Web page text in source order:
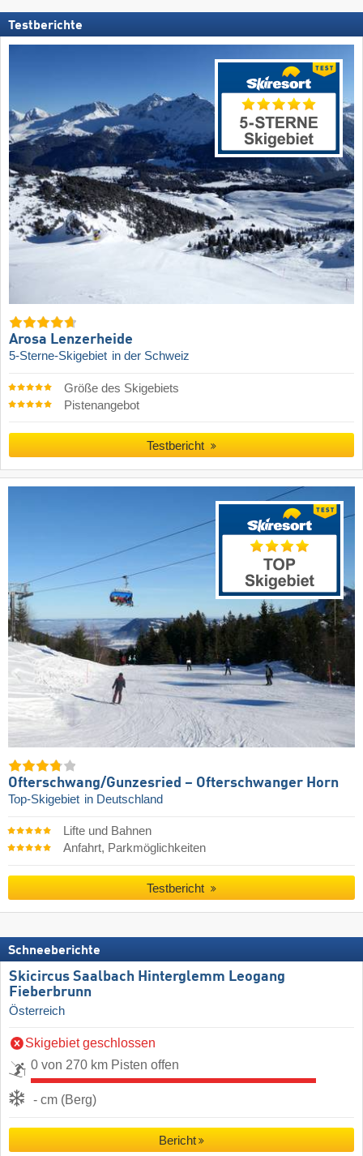
Testberichte
Arosa Lenzerheide
5-Sterne-Skigebiet in der Schweiz
Größe des Skigebiets
Pistenangebot
Testbericht
Ofterschwang/​Gunzesried – Ofterschwanger Horn
Top-Skigebiet in Deutschland
Lifte und Bahnen
Anfahrt, Parkmöglichkeiten
Testbericht
Schneeberichte
Skicircus Saalbach Hinterglemm Leogang
Fieberbrunn
Österreich
Skigebiet geschlossen
0 von 270 km Pisten offen
- cm (Berg)
Bericht